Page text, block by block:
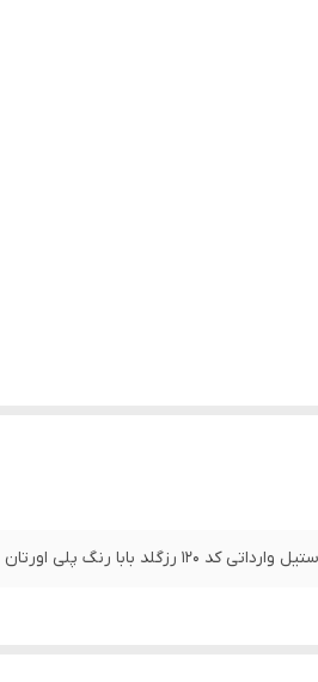
رزگلد بابا رنگ پلی اورتان سیکرونایز شده ۸۰٪ضد اب